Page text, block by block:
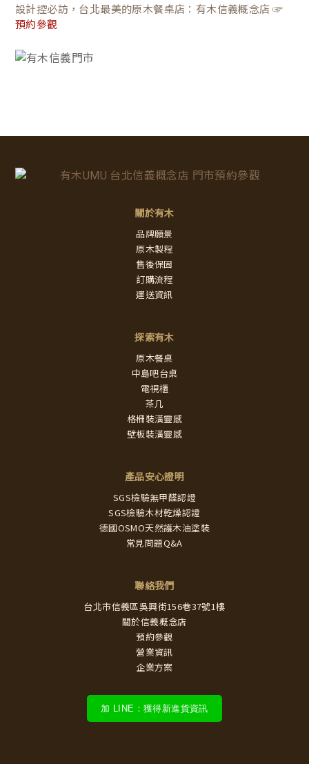
設計控必訪，台北最美的原木餐桌店：有木信義概念店 ☞
預約參觀
關於有木
品牌願景
原木製程
售後保固
訂購流程
運送資訊
探索有木
原木餐桌
中島吧台桌
電視櫃
茶几
格柵裝潢靈感
壁板裝潢靈感
產品安心證明
SGS檢驗無甲醛認證
SGS檢驗木材乾燥認證
德國OSMO天然護木油塗裝
常見問題Q&A
聯絡我們
台北市信義區吳興街156巷37號1樓
關於信義概念店
預約參觀
營業資訊
企業方案
加 LINE：獲得新進貨資訊